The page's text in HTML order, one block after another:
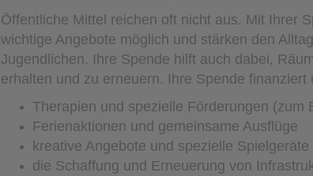
Öffentliche Mittel reichen oft nicht aus. Mit Ihrer
wichtige Angebote möglich und stärken den
Jugendlichen. Ihre Spende hilft auch dabei,
erhalten und zu erneuern. Ihre Spende finanziert
Therapien und spezielle Förderungen (zum
Ferienaktionen und gemeinsame Ausflüge
kreative Angebote und spezielle Spielgeräte
die Schaffung und Erneuerung von